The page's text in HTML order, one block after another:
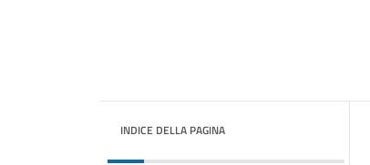
INDICE DELLA PAGINA